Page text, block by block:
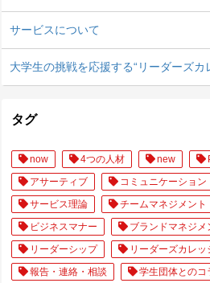
サービスについて
大学生の挑戦を応援する“リーダーズカ
タグ
now 4つの人材 new
アサーティブ
コミュニケーション
サービス理論
チームマネジメント
ビジネスマナー
ブランドマネジメ
リーダーシップ
リーダーズカレッ
報告・連絡・相談
学生団体とのコ